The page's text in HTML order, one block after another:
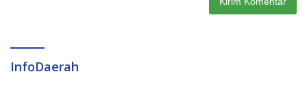
InfoDaerah